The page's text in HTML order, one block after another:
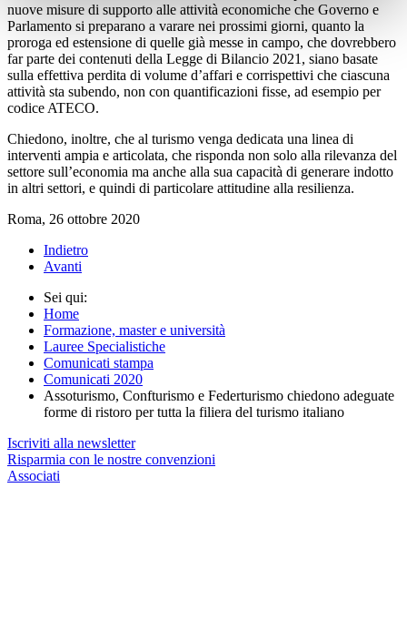
nuove misure di supporto alle attività economiche che Governo e
Parlamento si preparano a varare nei prossimi giorni, quanto la
proroga ed estensione di quelle già messe in campo, che dovrebbero
far parte dei contenuti della Legge di Bilancio 2021, siano basate
sulla effettiva perdita di volume d’affari e corrispettivi che ciascuna
attività sta subendo, non con quantificazioni fisse, ad esempio per
codice ATECO.
Chiedono, inoltre, che al turismo venga dedicata una linea di
interventi ampia e articolata, che risponda non solo alla rilevanza del
settore sull’economia ma anche alla sua capacità di generare indotto
in altri settori, e quindi di particolare attitudine alla resilienza.
Roma, 26 ottobre 2020
Indietro
Avanti
Sei qui:
Home
Formazione, master e università
Lauree Specialistiche
Comunicati stampa
Comunicati 2020
Assoturismo, Confturismo e Federturismo chiedono adeguate
forme di ristoro per tutta la filiera del turismo italiano
Iscriviti alla newsletter
Risparmia con le nostre convenzioni
Associati